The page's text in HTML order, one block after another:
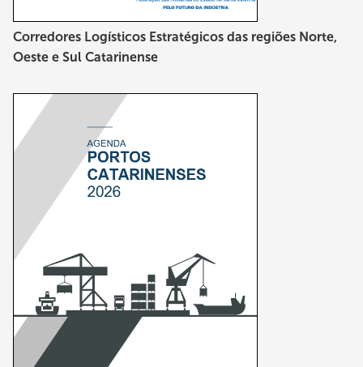
Corredores Logísticos Estratégicos das regiões Norte,
Oeste e Sul Catarinense